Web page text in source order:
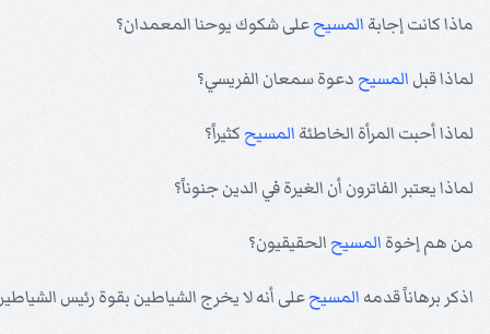
ماذا كانت إجابة المسيحعلى شكوك يوحنا المعمدان؟
لماذا قبل المسيح دعوة سمعان الفريسي؟
لماذا أحبت المرأة الخاطئة المسيح كثيراً؟
لماذا يعتبر الفاترون أن الغيرة في الدين جنوناً؟
من هم إخوة المسيح الحقيقيون؟
اذكر برهاناً قدمه المسيحعلى أنه لا يخرج الشياطين بقوة رئيس